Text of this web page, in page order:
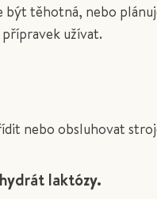
být těhotná, nebo
užívat.
nebo obsluhovat
laktózy.